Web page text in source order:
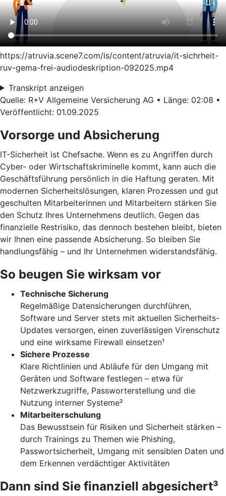
https://atruvia.scene7.com/is/content/atruvia/it-sichrheit-
ruv-gema-frei-audiodeskription-092025.mp4
Transkript anzeigen
Quelle: R+V Allgemeine Versicherung AG • Länge: 02:08 •
Veröffentlicht: 01.09.2025
Vorsorge und Absicherung
IT-Sicherheit ist Chefsache. Wenn es zu Angriffen durch
Cyber- oder Wirtschaftskriminelle kommt, kann auch die
Geschäftsführung persönlich in die Haftung geraten. Mit
modernen Sicherheitslösungen, klaren Prozessen und gut
geschulten Mitarbeiterinnen und Mitarbeitern stärken Sie
den Schutz Ihres Unternehmens deutlich. Gegen das
finanzielle Restrisiko, das dennoch bestehen bleibt, bieten
wir Ihnen eine passende Absicherung. So bleiben Sie
handlungsfähig – und Ihr Unternehmen widerstandsfähig.
So beugen Sie wirksam vor
Technische Sicherung
Regelmäßige Datensicherungen durchführen,
Software und Server stets mit aktuellen Sicherheits-
Updates versorgen, einen zuverlässigen Virenschutz
und eine wirksame Firewall einsetzen¹
Sichere Prozesse
Klare Richtlinien und Abläufe für den Umgang mit
Geräten und Software festlegen – etwa für
Netzwerkzugriffe, Passworterstellung und die
Nutzung interner Systeme²
Mitarbeiterschulung
Das Bewusstsein für Risiken und Sicherheit stärken –
durch Trainings zu Themen wie Phishing,
Passwortsicherheit, Umgang mit sensiblen Daten und
dem Erkennen verdächtiger Aktivitäten
Dann sind Sie finanziell abgesichert³